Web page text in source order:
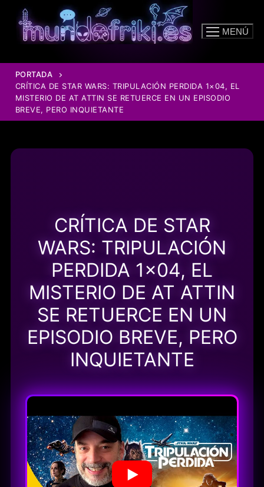
contenido
MENÚ
PORTADA
CRÍTICA DE STAR WARS: TRIPULACIÓN PERDIDA 1×04, EL
MISTERIO DE AT ATTIN SE RETUERCE EN UN EPISODIO
BREVE, PERO INQUIETANTE
CRÍTICA DE STAR
WARS: TRIPULACIÓN
PERDIDA 1×04, EL
MISTERIO DE AT ATTIN
SE RETUERCE EN UN
EPISODIO BREVE, PERO
INQUIETANTE